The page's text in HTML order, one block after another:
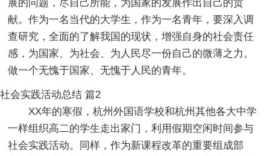
展的问题，尽自己所能，为国家的发展作出自己的贡
献。作为一名当代的大学生，作为一名青年，要深入调
查研究，全面的了解我国的现状，增强自身的社会责任
感，为国家、为社会、为人民尽一份自己的微薄之力。
做一个无愧于国家、无愧于人民的青年。
社会实践活动总结 篇2
XX年的寒假，杭州外国语学校和杭州其他各大中学
一样组织高二的学生走出家门，利用假期空闲时间参与
社会实践活动。同样，作为新课程改革的重要组成部